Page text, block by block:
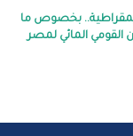
بخصوص ما
القومي المائي لمصر